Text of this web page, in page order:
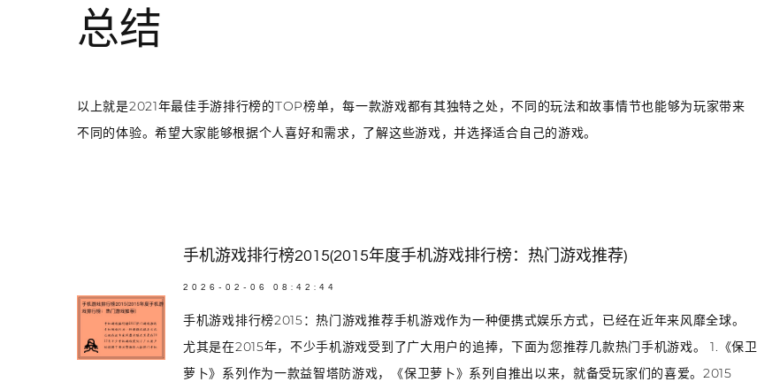
总结
以上就是2021年最佳手游排行榜的TOP榜单，每一款游戏都有其独特之处，不同的玩法和故事情节也能够为玩家带来
不同的体验。希望大家能够根据个人喜好和需求，了解这些游戏，并选择适合自己的游戏。
手机游戏排行榜2015(2015年度手机游戏排行榜：热门游戏推荐)
2026-02-06 08:42:44
手机游戏排行榜2015：热门游戏推荐手机游戏作为一种便携式娱乐方式，已经在近年来风靡全球。
尤其是在2015年，不少手机游戏受到了广大用户的追捧，下面为您推荐几款热门手机游戏。 1.《保卫
萝卜》系列作为一款益智塔防游戏，《保卫萝卜》系列自推出以来，就备受玩家们的喜爱。2015